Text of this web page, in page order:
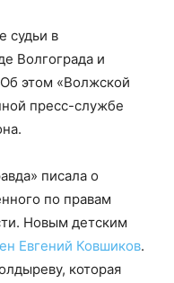
судьи в
Волгограда и
этом «Волжской
пресс-службе
писала о
по правам
Новым детским
Евгений Ковшиков.
которая